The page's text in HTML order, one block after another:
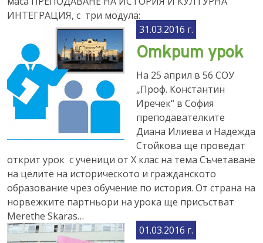
ИНТЕГРАЦИЯ, с три модула:
31.03.2016 г.
Открит урок
На 25 април в 56 СОУ
„Проф. Константин
Иречек“ в София
преподавателките
Диана Илиева и Надежда
Стойкова ще проведат
открит урок с ученици от Х клас на тема Съчетаване
на целите на историческото и гражданското
образование чрез обучение по история. От страна на
норвежките партньори на урока ще присъстват
Merethe Skaras…
01.03.2016 г.